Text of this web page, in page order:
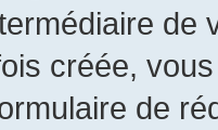
créée,
de